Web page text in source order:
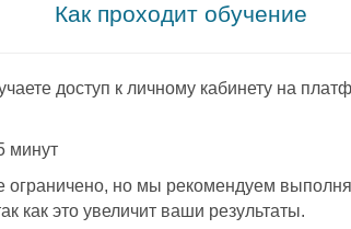
Как проходит обучение
доступ к личному кабинету на
минут
ограничено, но мы рекомендуем
как это увеличит ваши результаты.